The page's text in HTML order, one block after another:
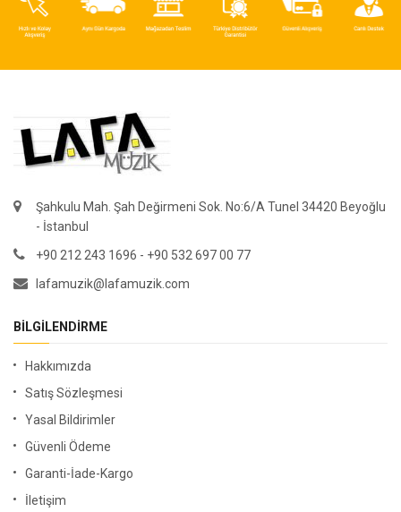
Şahkulu Mah. Şah Değirmeni Sok. No:6/A Tunel 34420 Beyoğlu
- İstanbul
+90 212 243 1696 - +90 532 697 00 77
lafamuzik@lafamuzik.com
BILGILENDIRME
Hakkımızda
Satış Sözleşmesi
Yasal Bildirimler
Güvenli Ödeme
Garanti-İade-Kargo
İletişim